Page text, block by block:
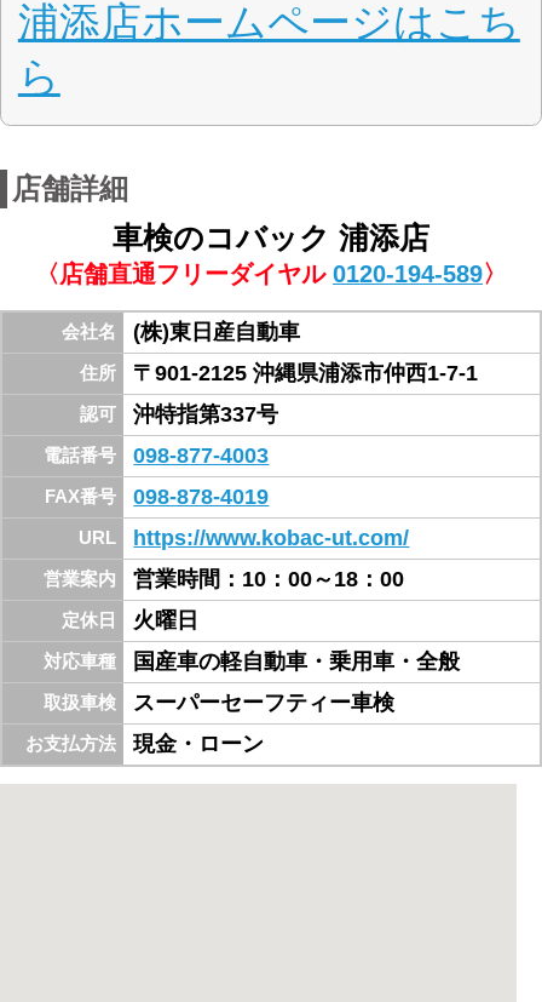
取扱車検 スーパーセーフティー車検
お支払方法 現金・ローン
米軍キャンプキンザー向い、58号線沿い。赤い
看板とコバサン太が目印です！